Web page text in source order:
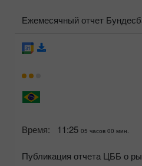
Ежемесячный отчет
Время: 11:25 05 часов 00 мин.
Публикация отчета ЦББ о